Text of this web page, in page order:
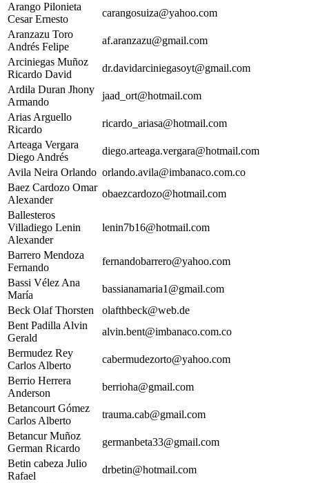
Arango Pilonieta
Cesar Ernesto
carangosuiza@yahoo.com
Aranzazu Toro
Andrés Felipe
af.aranzazu@gmail.com
Arciniegas Muñoz
Ricardo David
dr.davidarciniegasoyt@gmail.com
Ardila Duran Jhony
Armando
jaad_ort@hotmail.com
Arias Arguello
Ricardo
ricardo_ariasa@hotmail.com
Arteaga Vergara
Diego Andrés
diego.arteaga.vergara@hotmail.com
Avila Neira Orlando orlando.avila@imbanaco.com.co
Baez Cardozo Omar
Alexander
obaezcardozo@hotmail.com
Ballesteros
Villadiego Lenin
Alexander
lenin7b16@hotmail.com
Barrero Mendoza
Fernando
fernandobarrero@yahoo.com
Bassi Vélez Ana
María
bassianamaria1@gmail.com
Beck Olaf Thorsten
olafthbeck@web.de
Bent Padilla Alvin
Gerald
alvin.bent@imbanaco.com.co
Bermudez Rey
Carlos Alberto
cabermudezorto@yahoo.com
Berrio Herrera
Anderson
berrioha@gmail.com
Betancourt Gómez
Carlos Alberto
trauma.cab@gmail.com
Betancur Muñoz
German Ricardo
germanbeta33@gmail.com
Betin cabeza Julio
Rafael
drbetin@hotmail.com